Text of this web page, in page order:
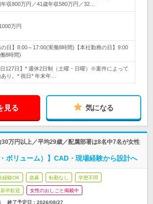
収800万円／41歳年収580万円／32…
万円
の日】8:00～17:00(実働8時間)【本社勤務の日】9:00
8時間)
127日】* 週休2日制（土曜・日曜）※案件によって
り。* 祝日* 年末年…
見る 気になる
万円以上／平均29歳／配属部署は8名中7名が女性
ボリューム）】CAD・現場経験から設計へ
経験OK 急募 転勤なし 学歴不問
卒歓迎 女性のおしごと掲載中
終了予定日： 2026/08/27